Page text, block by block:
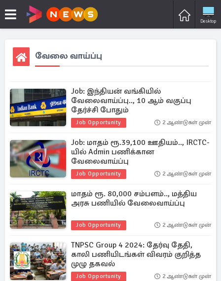
Desktop
வேலை வாய்ப்பு
Job: இந்தியன் வங்கியில்
வேலைவாய்ப்பு.., 10 ஆம் வகுப்பு
தேர்ச்சி போதும்
Job Opportunity 2 ஆண்டுகள் முன்
Job: மாதம் ரூ.39,100 ஊதியம்.., IRCTC-
யில் Admin பணிக்கான
வேலைவாய்ப்பு
Job Opportunity 2 ஆண்டுகள் முன்
மாதம் ரூ. 80,000 சம்பளம்.., மத்திய
அரசு பணியில் வேலைவாய்ப்பு
Job Opportunity 2 ஆண்டுகள் முன்
TNPSC Group 4 2024: தேர்வு தேதி,
காலி பணியிடங்கள் விவரம் குறித்த
முழு தகவல்
Job Opportunity 2 ஆண்டுகள் முன்